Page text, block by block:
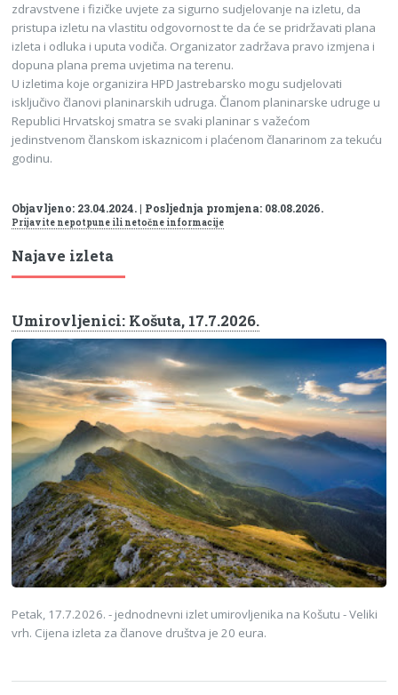
zdravstvene i fizičke uvjete za sigurno sudjelovanje na izletu, da
pristupa izletu na vlastitu odgovornost te da će se pridržavati plana
izleta i odluka i uputa vodiča. Organizator zadržava pravo izmjena i
dopuna plana prema uvjetima na terenu.
U izletima koje organizira HPD Jastrebarsko mogu sudjelovati
isključivo članovi planinarskih udruga. Članom planinarske udruge u
Republici Hrvatskoj smatra se svaki planinar s važećom
jedinstvenom članskom iskaznicom i plaćenom članarinom za tekuću
godinu.
Objavljeno: 23.04.2024. | Posljednja promjena: 08.08.2026.
Prijavite nepotpune ili netočne informacije
Najave izleta
Umirovljenici: Košuta, 17.7.2026.
Petak, 17.7.2026. - jednodnevni izlet umirovljenika na Košutu - Veliki
vrh. Cijena izleta za članove društva je 20 eura.